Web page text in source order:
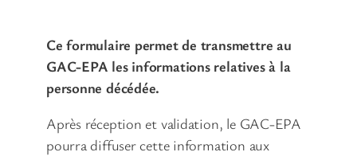
Ce formulaire permet de transmettre au
GAC-EPA les informations relatives à la
personne décédée.
Après réception et validation, le GAC-EPA
pourra diffuser cette information aux